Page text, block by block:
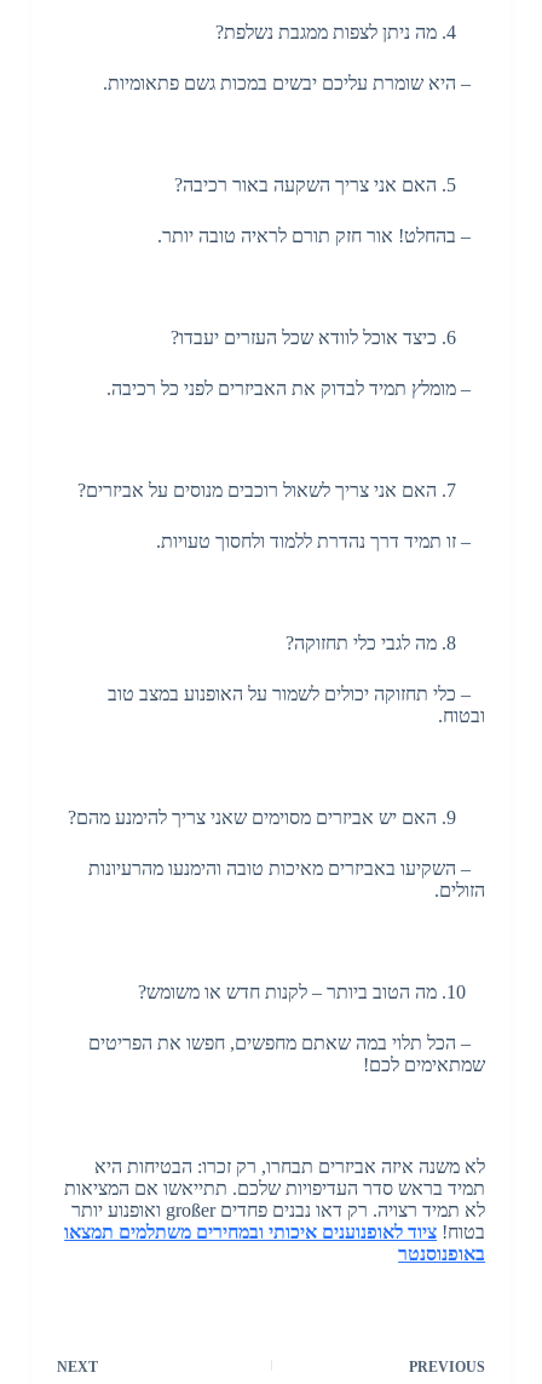
מה ניתן לצפות ממגבת נשלפת?
– היא שומרת עליכם יבשים במכות גשם פתאומיות.
האם אני צריך השקעה באור רכיבה?
– בהחלט! אור חזק תורם לראיה טובה יותר.
כיצד אוכל לוודא שכל העזרים יעבדו?
– מומלץ תמיד לבדוק את האביזרים לפני כל רכיבה.
האם אני צריך לשאול רוכבים מנוסים על אביזרים?
– זו תמיד דרך נהדרת ללמוד ולחסוך טעויות.
מה לגבי כלי תחזוקה?
– כלי תחזוקה יכולים לשמור על האופנוע במצב טוב
ובטוח.
האם יש אביזרים מסוימים שאני צריך להימנע מהם?
– השקיעו באביזרים מאיכות טובה והימנעו מהרעיונות
הזולים.
מה הטוב ביותר – לקנות חדש או משומש?
– הכל תלוי במה שאתם מחפשים, חפשו את הפריטים
שמתאימים לכם!
לא משנה איזה אביזרים תבחרו, רק זכרו: הבטיחות היא
תמיד בראש סדר העדיפויות שלכם. תתייאשו אם המציאות
לא תמיד רצויה. רק דאו נבנים פחדים großer ואופנוע יותר
בטוח! ציוד לאופנוענים איכותי ובמחירים משתלמים תמצאו
באופנוסנטר
PREVIOUS
NEXT